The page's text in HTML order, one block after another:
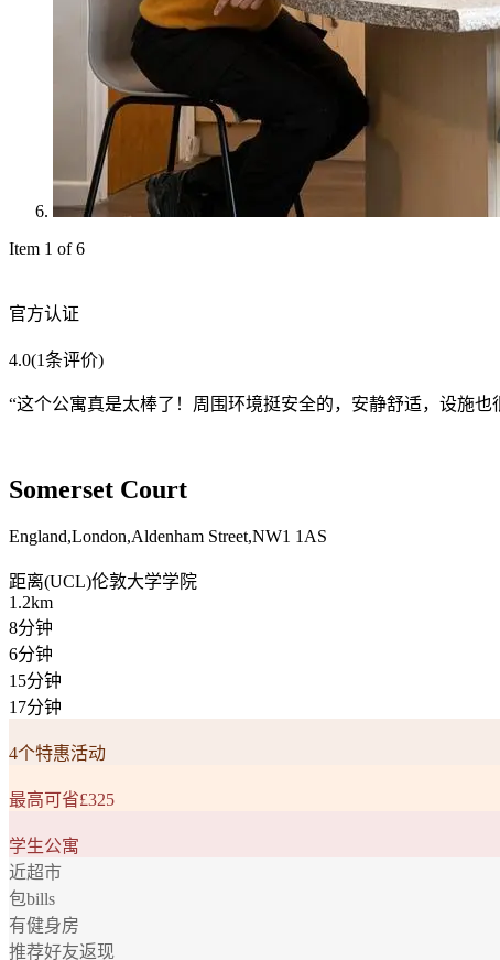
Item 1 of 6
官方认证
4.0(1条评价)
“这个公寓真是太棒了！周围环境挺安全的，安静舒适，设施
Somerset Court
England,London,Aldenham Street,NW1 1AS
距离(UCL)伦敦大学学院
1.2km
8分钟
6分钟
15分钟
17分钟
4个特惠活动
最高可省£325
学生公寓
近超市
包bills
有健身房
推荐好友返现